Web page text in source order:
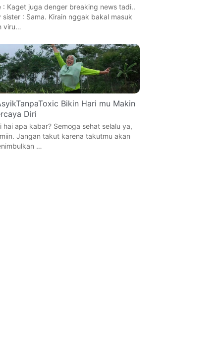
: Kaget juga denger breaking news tadi..
sister : Sama. Kirain nggak bakal masuk
viru…
Bikin Hari mu Makin
Diri
hai apa kabar? Semoga sehat selalu ya,
Jangan takut karena takutmu akan
…